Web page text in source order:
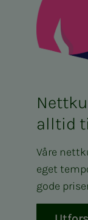
alltid
Våre
eget
gode